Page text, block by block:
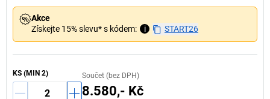
Akce
Získejte 15% slevu* s kódem:
i START26
KS (MIN 2) Součet (bez DPH)
8.580,- Kč